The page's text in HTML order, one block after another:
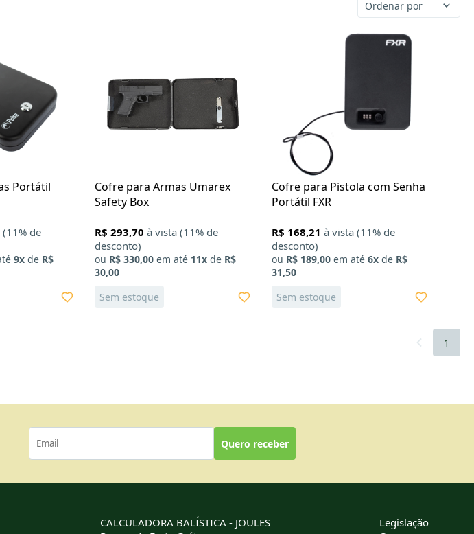
Ordenar por
Portátil
de
9x de R$
Cofre para Armas Umarex
Safety Box
R$ 293,70 à vista (11% de
desconto)
ou R$ 330,00 em até 11x de R$
30,00
Sem estoque
Cofre para Pistola com Senha
Portátil FXR
R$ 168,21 à vista (11% de
desconto)
ou R$ 189,00 em até 6x de R$
31,50
Sem estoque
1
Quero receber
CALCULADORA BALÍSTICA - JOULES
Legislação